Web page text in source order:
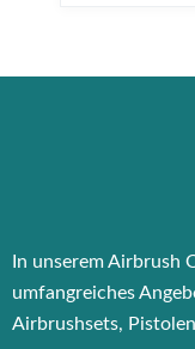
In unserem Airbrush
umfangreiches
Airbrushsets,